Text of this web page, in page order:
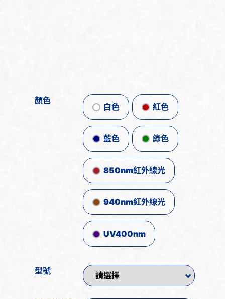
顏色
白色 紅色
藍色 綠色
850nm紅外線光
940nm紅外線光
UV400nm
型號